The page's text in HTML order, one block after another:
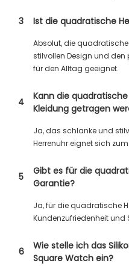
3 Ist die quadratische
Absolut, die
stilvollen Design und den
für den Alltag geeignet.
4
Kann die
Kleidung getragen
Ja, das schlanke und
Herrenuhr eignet sich
5
Gibt es für die
Garantie?
Ja, für die quadratische
Kundenzufriedenheit und
6
Wie stelle ich das
Square Watch ein?